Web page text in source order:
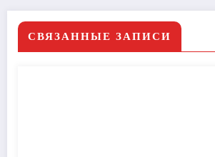
СВЯЗАННЫЕ ЗАПИСИ